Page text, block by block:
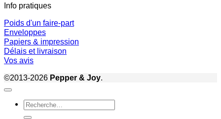
Info pratiques
Poids d'un faire-part
Enveloppes
Papiers & impression
Délais et livraison
Vos avis
©2013-2026 Pepper & Joy.
Recherche
pour :